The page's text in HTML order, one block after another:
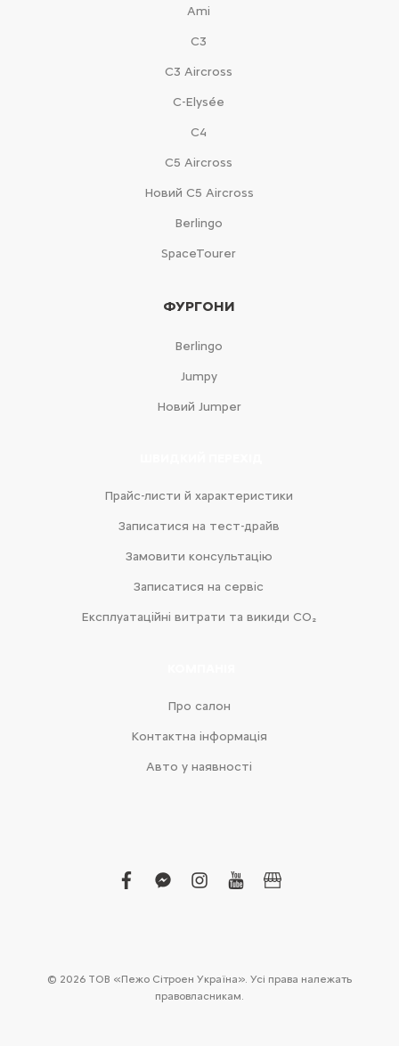
Ami
С3
С3 Aircross
C-Elysée
С4
С5 Aircross
Новий С5 Aircross
Berlingo
SpaceTourer
ФУРГОНИ
Berlingo
Jumpy
Новий Jumper
Прайс-листи й характеристики
Записатися на тест-драйв
Замовити консультацію
Записатися на сервіс
Експлуатаційні витрати та викиди CO₂
Про салон
Контактна інформація
Авто у наявності
facebook
facebook-
instagram
youtubebusiness
© 2026 ТОВ «Пежо Сітроен Україна». Усі права належать
правовласникам.